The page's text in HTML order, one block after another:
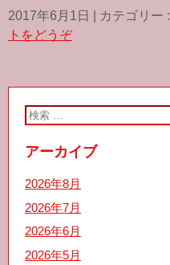
c
e
b
i
t
t
n
e
2017年6月1日 カテゴリー :
トをどうぞ
アーカイブ
2026年8月
2026年7月
2026年6月
2026年5月